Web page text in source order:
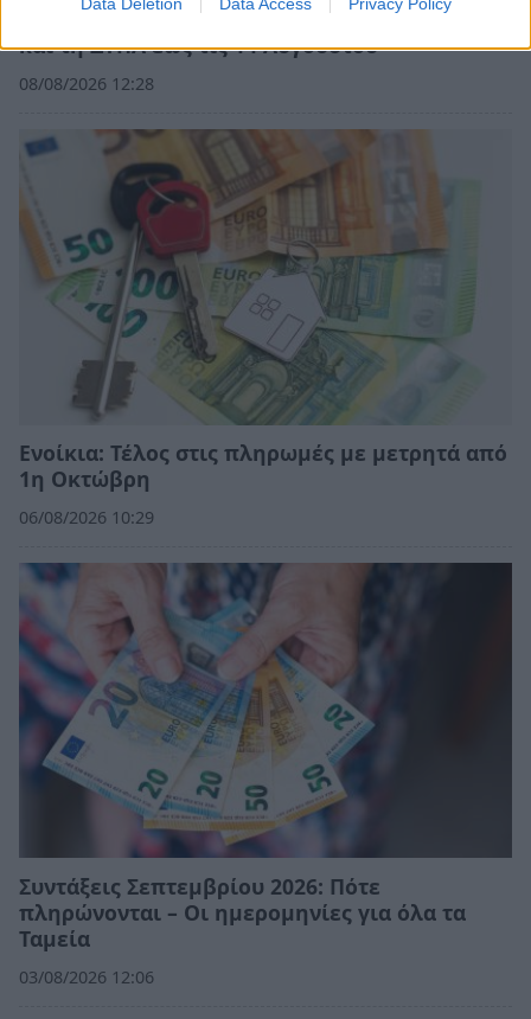
Ο «χάρτης» των πληρωμών από τον e-ΕΦΚΑ
και τη ΔΥΠΑ έως τις 14 Αυγούστου
08/08/2026 12:28
Ενοίκια: Τέλος στις πληρωμές με μετρητά από
1η Οκτώβρη
06/08/2026 10:29
Συντάξεις Σεπτεμβρίου 2026: Πότε
πληρώνονται – Οι ημερομηνίες για όλα τα
Ταμεία
03/08/2026 12:06